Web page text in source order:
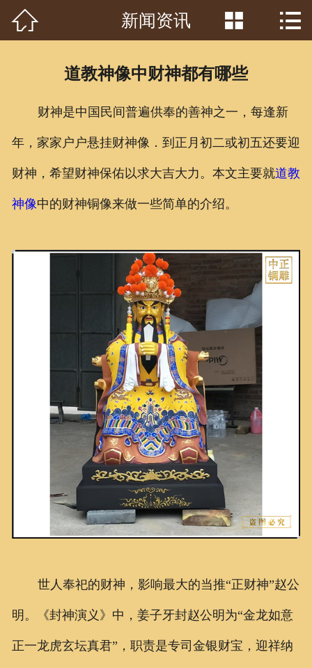
首页
泥塑鉴赏
 新闻资讯  
道教神像中财神都有哪些
财神是中国民间普遍供奉的善神之一，每逢新
年，家家户户悬挂财神像．到正月初二或初五还要迎
财神，希望财神保佑以求大吉大力。本文主要就道教
神像中的财神铜像来做一些简单的介绍。
世人奉祀的财神，影响最大的当推“正财神”赵公
明。《封神演义》中，姜子牙封赵公明为“金龙如意
正一龙虎玄坛真君”，职责是专司金银财宝，迎祥纳